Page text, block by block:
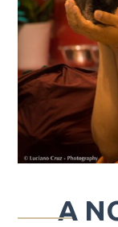
A